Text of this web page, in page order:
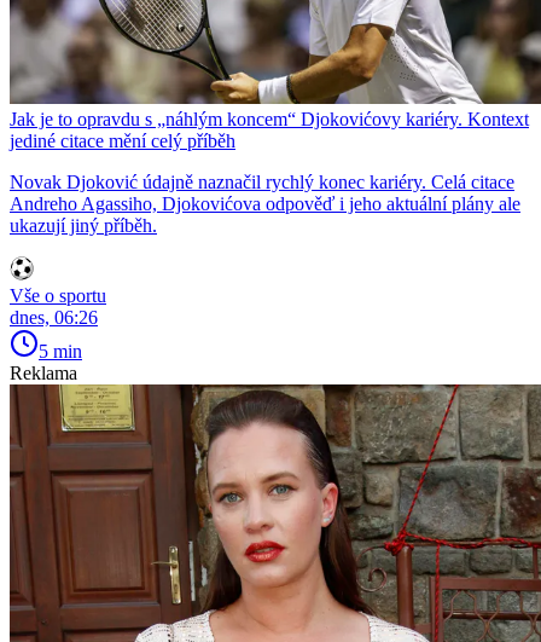
Jak je to opravdu s „náhlým koncem“ Djokovićovy kariéry. Kontext
jediné citace mění celý příběh
Novak Djoković údajně naznačil rychlý konec kariéry. Celá citace
Andreho Agassiho, Djokovićova odpověď i jeho aktuální plány ale
ukazují jiný příběh.
Vše o sportu
dnes, 06:26
5 min
Reklama